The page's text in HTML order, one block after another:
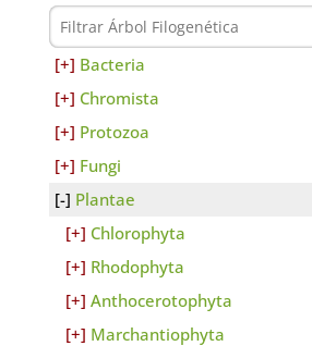
Bacteria
Chromista
Protozoa
Fungi
Plantae
Chlorophyta
Rhodophyta
Anthocerotophyta
Marchantiophyta